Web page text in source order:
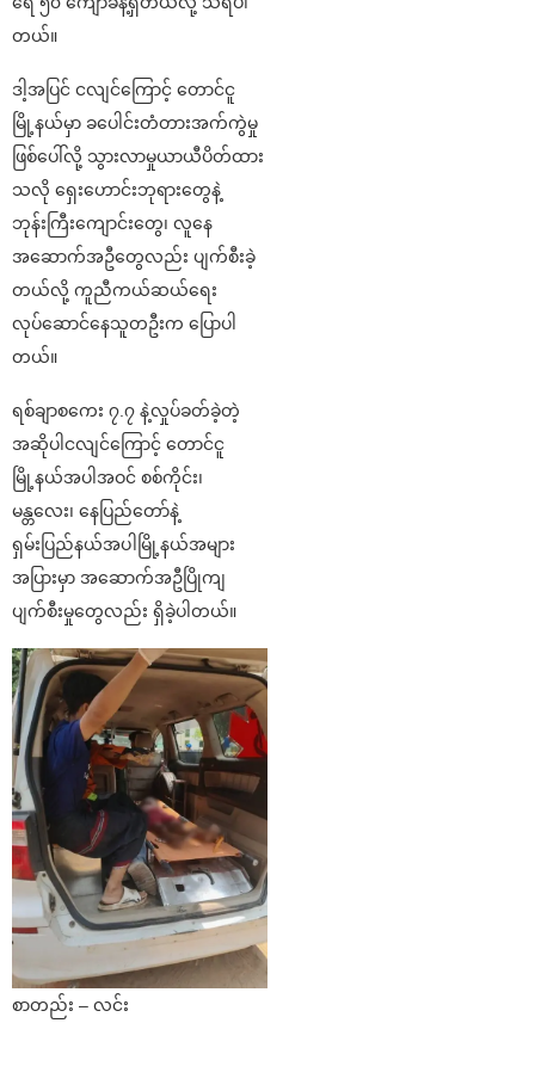
တယ်။
ဒါ့အပြင် ငလျင်ကြောင့် တောင်ငူ
မြို့နယ်မှာ ခပေါင်းတံတားအက်ကွဲမှု
ဖြစ်ပေါ်လို့ သွားလာမှုယာယီပိတ်ထား
သလို ရှေးဟောင်းဘုရားတွေနဲ့
ဘုန်းကြီးကျောင်းတွေ၊ လူနေ
အဆောက်အဦတွေလည်း ပျက်စီးခဲ့
တယ်လို့ ကူညီကယ်ဆယ်ရေး
လုပ်ဆောင်နေသူတဦးက ပြောပါ
တယ်။
ရစ်ချာစကေး ၇.၇ နဲ့လှုပ်ခတ်ခဲ့တဲ့
အဆိုပါငလျင်ကြောင့် တောင်ငူ
မြို့နယ်အပါအဝင် စစ်ကိုင်း၊
မန္တလေး၊ နေပြည်တော်နဲ့
ရှမ်းပြည်နယ်အပါမြို့နယ်အများ
အပြားမှာ အဆောက်အဦပြိုကျ
ပျက်စီးမှုတွေလည်း ရှိခဲ့ပါတယ်။
စာတည်း – လင်း